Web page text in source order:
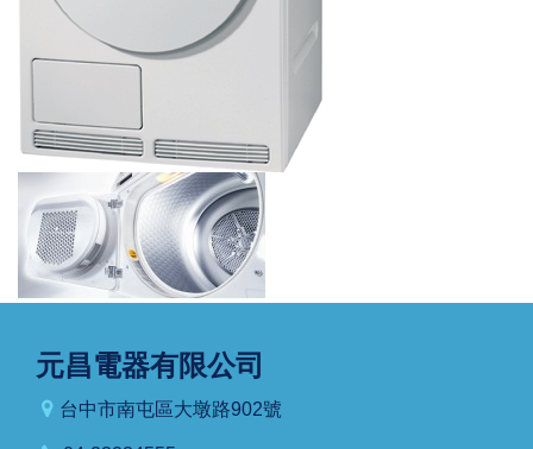
元昌電器有限公司
台中市南屯區大墩路902號